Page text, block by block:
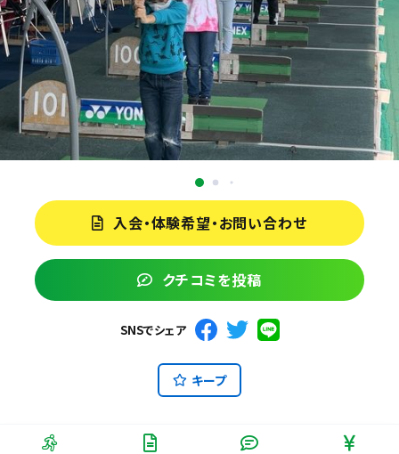
入会・体験希望・お問い合わせ
クチコミを投稿
SNSでシェア
キープ